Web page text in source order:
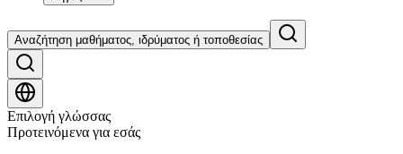
Αναζήτηση μαθήματος, ιδρύματος ή τοποθεσίας
Επιλογή γλώσσας
Προτεινόμενα για εσάς